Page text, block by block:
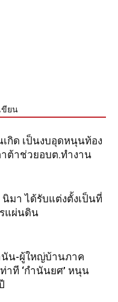
ขียน
กิด เป็นงบอุดหนุนท้อง
ต้าช่วยอบต.ทำงาน
มา ได้รับแต่งตั้งเป็นที่
แผ่นดิน
น-ผู้ใหญ่บ้านภาค
าที ‘กำนันยศ’ หนุน